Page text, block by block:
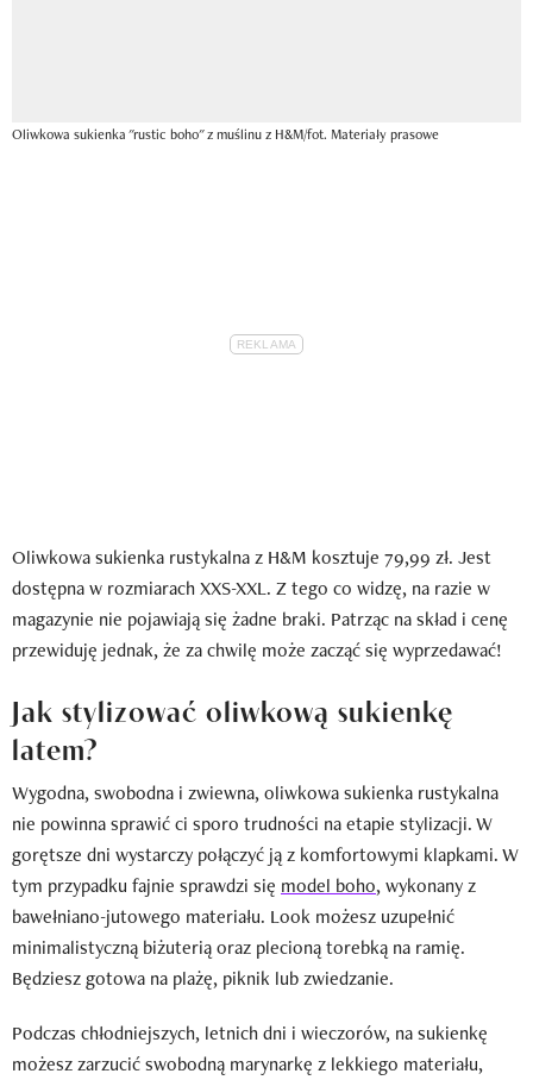
Oliwkowa sukienka "rustic boho" z muślinu z H&M/fot. Materiały prasowe
Oliwkowa sukienka rustykalna z H&M kosztuje 79,99 zł. Jest
dostępna w rozmiarach XXS-XXL. Z tego co widzę, na razie w
magazynie nie pojawiają się żadne braki. Patrząc na skład i cenę
przewiduję jednak, że za chwilę może zacząć się wyprzedawać!
Jak stylizować oliwkową sukienkę
latem?
Wygodna, swobodna i zwiewna, oliwkowa sukienka rustykalna
nie powinna sprawić ci sporo trudności na etapie stylizacji. W
gorętsze dni wystarczy połączyć ją z komfortowymi klapkami. W
tym przypadku fajnie sprawdzi się model boho, wykonany z
bawełniano-jutowego materiału. Look możesz uzupełnić
minimalistyczną biżuterią oraz plecioną torebką na ramię.
Będziesz gotowa na plażę, piknik lub zwiedzanie.
Podczas chłodniejszych, letnich dni i wieczorów, na sukienkę
możesz zarzucić swobodną marynarkę z lekkiego materiału,